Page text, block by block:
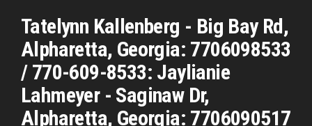
Tatelynn Kallenberg - Big Bay Rd,
Alpharetta, Georgia: 7706098533
/ 770-609-8533: Jaylianie
Lahmeyer - Saginaw Dr,
Alpharetta, Georgia: 7706090517